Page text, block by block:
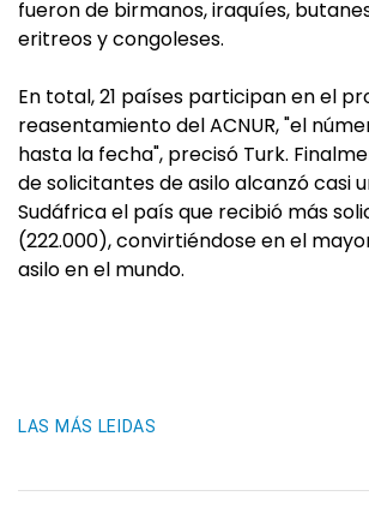
fueron de birmanos, iraquíes,
eritreos y congoleses.
En total, 21 países participan en el
reasentamiento del ACNUR, "el
hasta la fecha", precisó Turk.
de solicitantes de asilo alcanzó casi
Sudáfrica el país que recibió más
(222.000), convirtiéndose en el
asilo en el mundo.
LAS MÁS LEIDAS